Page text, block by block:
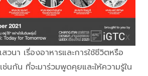
วนา เรื่องอาหารและการใช้ชีวิตหรือ
ช่นกัน ที่จะมาร่วมพูดคุยและให้ความรู้ใน